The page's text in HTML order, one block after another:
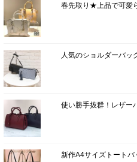
春先取り★上品で可愛
人気のショルダーバッ
使い勝手抜群！レザー
新作A4サイズトートバ